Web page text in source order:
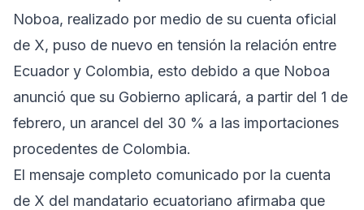
Noboa, realizado por medio de su cuenta oficial
de X, puso de nuevo en tensión la relación entre
Ecuador y Colombia, esto debido a que Noboa
anunció que su Gobierno aplicará, a partir del 1 de
febrero, un arancel del 30 % a las importaciones
procedentes de Colombia.
El mensaje completo comunicado por la cuenta
de X del mandatario ecuatoriano afirmaba que